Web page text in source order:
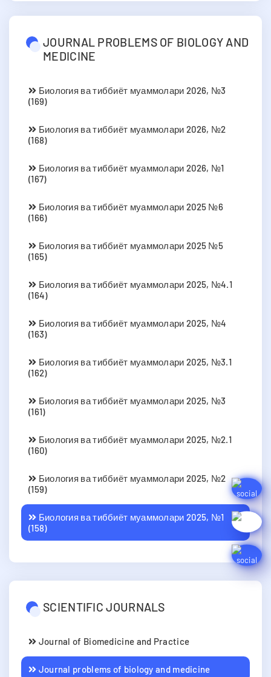
JOURNAL PROBLEMS OF BIOLOGY AND
MEDICINE
Биология ва тиббиёт муаммолари 2026, №3
(169)
Биология ва тиббиёт муаммолари 2026, №2
(168)
Биология ва тиббиёт муаммолари 2026, №1
(167)
Биология ва тиббиёт муаммолари 2025 №6
(166)
Биология ва тиббиёт муаммолари 2025 №5
(165)
Биология ва тиббиёт муаммолари 2025, №4.1
(164)
Биология ва тиббиёт муаммолари 2025, №4
(163)
Биология ва тиббиёт муаммолари 2025, №3.1
(162)
Биология ва тиббиёт муаммолари 2025, №3
(161)
Биология ва тиббиёт муаммолари 2025, №2.1
(160)
Биология ва тиббиёт муаммолари 2025, №2
(159)
Биология ва тиббиёт муаммолари 2025, №1
(158)
SCIENTIFIC JOURNALS
Journal of Biomedicine and Practice
Journal problems of biology and medicine